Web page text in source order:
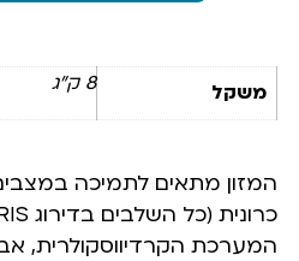
משקל 8 ק"ג
המזון מתאים לתמיכה
המערכת הקרדיווסקולרית,